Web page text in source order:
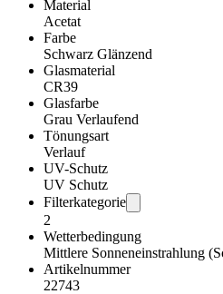
Material
Acetat
Farbe
Schwarz Glänzend
Glasmaterial
CR39
Glasfarbe
Grau Verlaufend
Tönungsart
Verlauf
UV-Schutz
UV Schutz
Filterkategorie
2
Wetterbedingung
Mittlere Sonneneinstrahlung
Artikelnummer
22743